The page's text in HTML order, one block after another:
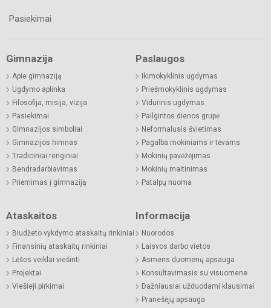
Pasiekimai
Gimnazija
Apie gimnaziją
Ugdymo aplinka
Filosofija, misija, vizija
Pasiekimai
Gimnazijos simboliai
Gimnazijos himnas
Tradiciniai renginiai
Bendradarbiavimas
Priėmimas į gimnaziją
Paslaugos
Ikimokyklinis ugdymas
Priešmokyklinis ugdymas
Vidurinis ugdymas
Pailgintos dienos grupė
Neformalusis švietimas
Pagalba mokiniams ir tėvams
Mokinių pavėžėjimas
Mokinių maitinimas
Patalpų nuoma
Ataskaitos
Biudžeto vykdymo ataskaitų rinkiniai
Finansinių ataskaitų rinkiniai
Lėšos veiklai viešinti
Projektai
Viešieji pirkimai
Informacija
Nuorodos
Laisvos darbo vietos
Asmens duomenų apsauga
Konsultavimasis su visuomene
Dažniausiai užduodami klausimai
Pranešėjų apsauga